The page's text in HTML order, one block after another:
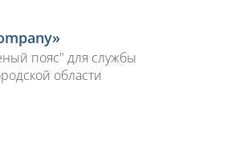
пояс" для службы
области